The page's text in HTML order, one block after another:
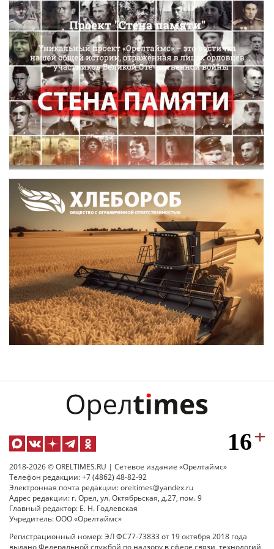
2018-2026 © ORELTIMES.RU | Сетевое издание «Орелтаймс»
Телефон редакции: +7 (4862) 48-82-92
Электронная почта редакции: oreltimes@yandex.ru
Адрес редакции: г. Орел, ул. Октябрьская, д.27, пом. 9
Главный редактор: Е. Н. Годлевская
Учредитель: ООО «Орелтаймс»
Регистрационный номер: ЭЛ ФС77-73833 от 19 октября 2018 года